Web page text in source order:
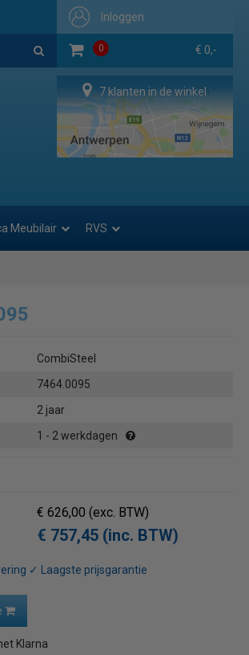
Inloggen
0 € 0,-
7 klanten in de winkel
Meubilair RVS
CombiSteel
7464.0095
2 jaar
1 - 2 werkdagen
€ 626,00(exc. BTW)
€ 757,45 (inc. BTW)
✓ Laagste prijsgarantie
Klarna